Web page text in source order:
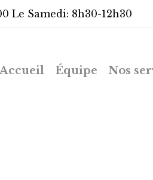
Le Samedi: 8h30-12h30
Accueil Équipe Nos